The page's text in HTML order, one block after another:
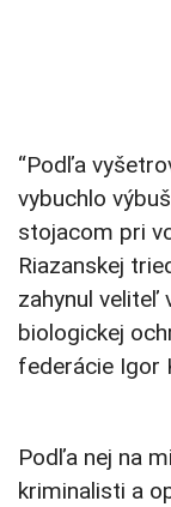
“Podľa
vybuchlo
stojacom pri
Riazanskej
zahynul veliteľ
biologickej
federácie Igor
Podľa nej na
kriminalisti a